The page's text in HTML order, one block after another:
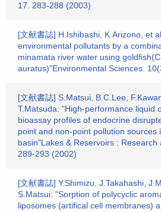
17. 283-288 (2003)
[文献書誌] H.Ishibashi, K.Arizono, et
environmental pollutants by a
minamata river water using
auratus)"Environmental Sciences.
[文献書誌] S.Matsui, B.C.Lee,
T.Matsuda: "High-performance liquid
bioassay profiles of endocrine
point and non-point pollution sources
basin"Lakes & Reservoirs : Research
289-293 (2002)
[文献書誌] Y.Shimizu, J.Takahashi,
S.Matsui: "Sorption of polycyclic
liposomes (artifical cell membranes)